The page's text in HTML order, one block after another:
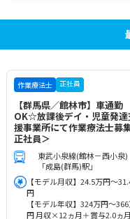
作業療法士 正社員
【群馬県／館林市】車通勤
OK☆放課後デイ・児童発達
援事業所にて作業療法士募
正社員＞
東武小泉線(館林－西小泉)
「成島(群馬)駅」
【モデル月収】24.5万円～
円
【モデル年収】324万円～
円 月収×12ヵ月＋賞与2.0ヵ